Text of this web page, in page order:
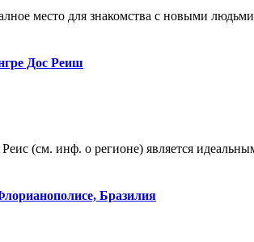
место для знакомства с новыми
Дос Реиш
(см. инф. о регионе) является
Бразилия